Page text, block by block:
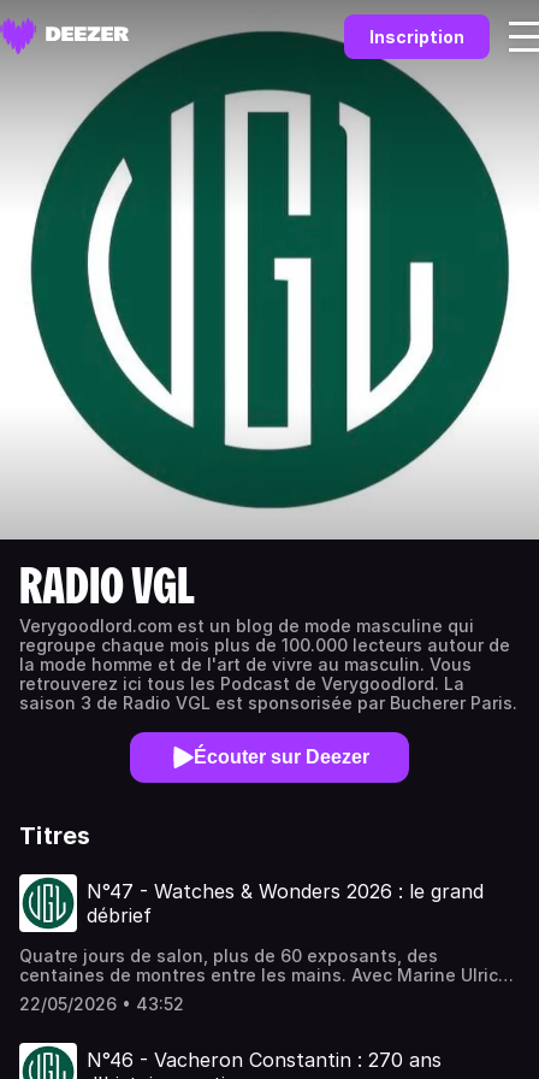
Inscription
RADIO VGL
Verygoodlord.com est un blog de mode masculine qui
regroupe chaque mois plus de 100.000 lecteurs autour de
la mode homme et de l'art de vivre au masculin. Vous
retrouverez ici tous les Podcast de Verygoodlord. La
saison 3 de Radio VGL est sponsorisée par Bucherer Paris.
Écouter sur Deezer
Titres
N°47 - Watches & Wonders 2026 : le grand
débrief
Quatre jours de salon, plus de 60 exposants, des
centaines de montres entre les mains. Avec Marine Ulrich,
journaliste spécialisée en horlogerie, on revient sur une
édition 2026 qui restera comme celle du retour à la raison.
36-38 mm, le retour assumé au classicisme chez Cartier,
TAG Heuer, Oris et Roger Dubuis, le cinquantenaire de la
22/05/2026 • 43:52
N°46 - Vacheron Constantin : 270 ans